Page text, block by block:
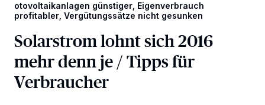
otovoltaikanlagen günstiger, Eigenverbrauch
profitabler, Vergütungssätze nicht gesunken
Solarstrom lohnt sich 2016
mehr denn je / Tipps für
Verbraucher